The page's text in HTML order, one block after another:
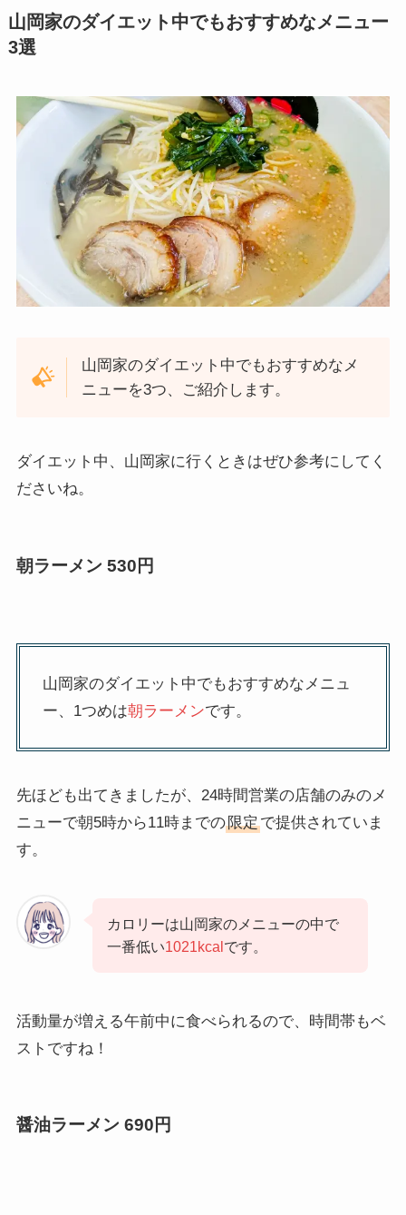
山岡家のダイエット中でもおすすめなメニュー
3選
山岡家のダイエット中でもおすすめなメ
ニューを3つ、ご紹介します。
ダイエット中、山岡家に行くときはぜひ参考にしてく
ださいね。
朝ラーメン 530円
山岡家のダイエット中でもおすすめなメニュ
ー、1つめは朝ラーメンです。
先ほども出てきましたが、24時間営業の店舗のみのメ
ニューで朝5時から11時までの限定で提供されていま
す。
カロリーは山岡家のメニューの中で
一番低い1021kcal です。
活動量が増える午前中に食べられるので、時間帯もベ
ストですね！
醤油ラーメン 690円